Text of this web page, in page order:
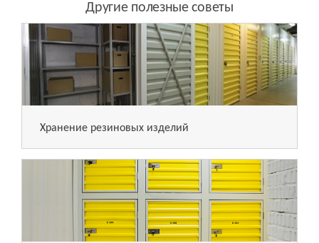
Другие полезные советы
Хранение резиновых изделий